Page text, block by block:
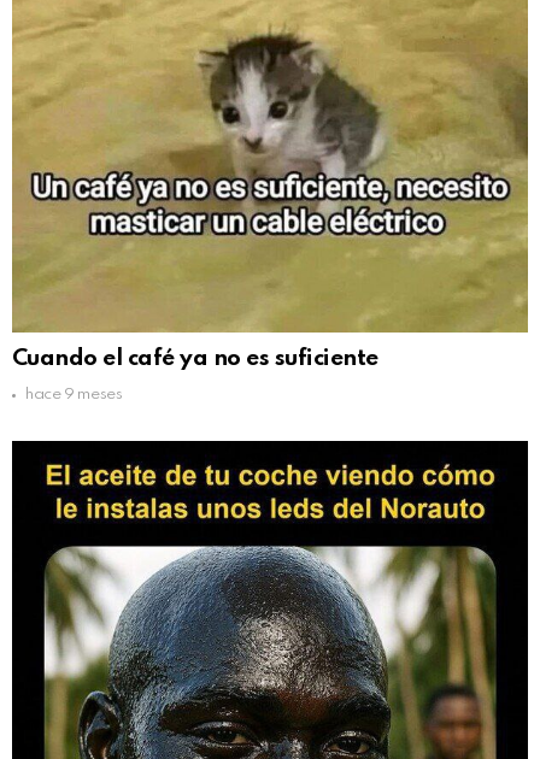
Cuando el café ya no es suficiente
hace 9 meses